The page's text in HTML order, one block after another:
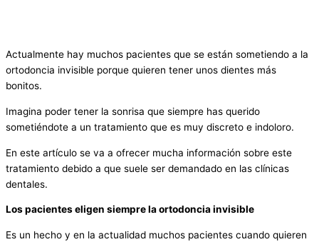
Actualmente hay muchos pacientes que se están sometiendo a la
ortodoncia invisible porque quieren tener unos dientes más
bonitos.
Imagina poder tener la sonrisa que siempre has querido
sometiéndote a un tratamiento que es muy discreto e indoloro.
En este artículo se va a ofrecer mucha información sobre este
tratamiento debido a que suele ser demandado en las clínicas
dentales.
Los pacientes eligen siempre la ortodoncia invisible
Es un hecho y en la actualidad muchos pacientes cuando quieren